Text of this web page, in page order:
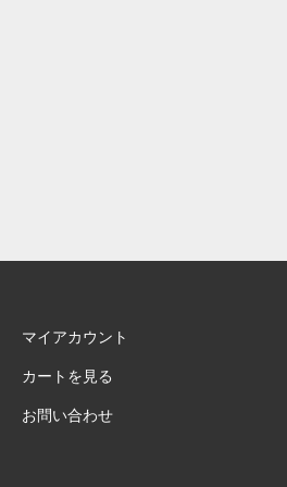
マイアカウント
カートを見る
お問い合わせ